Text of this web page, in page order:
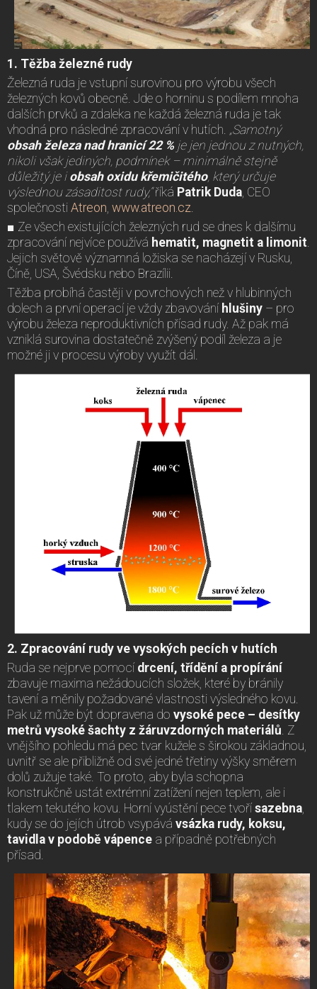
1. Těžba železné rudy
Železná ruda je vstupní surovinou pro výrobu všech
železných kovů obecně. Jde o horninu s podílem mnoha
dalších prvků a zdaleka ne každá železná ruda je tak
vhodná pro následné zpracování v hutích. „Samotný
obsah železa nad hranicí 22 % je jen jednou z nutných,
nikoli však jediných, podmínek – minimálně stejně
důležitý je iobsah oxidu křemičitého, který určuje
výslednou zásaditost rudy,“říká Patrik Duda, CEO
společnosti Atreon, www.atreon.cz.
■ Ze všech existujících železných rud se dnes k dalšímu
zpracování nejvíce používá hematit, magnetit a limonit.
Jejich světově významná ložiska se nacházejí v Rusku,
Číně, USA, Švédsku nebo Brazílii.
Těžba probíhá častěji v povrchových než v hlubinných
dolech a první operací je vždy zbavování hlušiny – pro
výrobu železa neproduktivních přísad rudy. Až pak má
vzniklá surovina dostatečně zvýšený podíl železa a je
možné ji v procesu výroby využít dál.
2. Zpracování rudy ve vysokých pecích v hutích
Ruda se nejprve pomocí drcení, třídění a propírání
zbavuje maxima nežádoucích složek, které by bránily
tavení a měnily požadované vlastnosti výsledného kovu.
Pak už může být dopravena do vysoké pece – desítky
metrů vysoké šachty z žáruvzdorných materiálů . Z
vnějšího pohledu má pec tvar kužele s širokou základnou,
uvnitř se ale přibližně od své jedné třetiny výšky směrem
dolů zužuje také. To proto, aby byla schopna
konstrukčně ustát extrémní zatížení nejen teplem, ale i
tlakem tekutého kovu. Horní vyústění pece tvoří sazebna
kudy se do jejích útrob vsypává vsázka rudy, koksu,
tavidla v podobě vápence a případně potřebných
přísad.